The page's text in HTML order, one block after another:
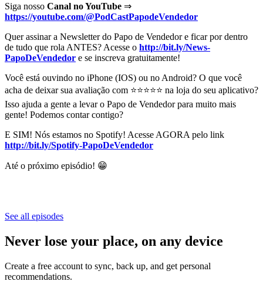
Siga nosso Canal no YouTube ⇒
https://youtube.com/@PodCastPapodeVendedor
Quer assinar a Newsletter do Papo de Vendedor e ficar por dentro
de tudo que rola ANTES? Acesse o http://bit.ly/News-
PapoDeVendedor e se inscreva gratuitamente!
Você está ouvindo no iPhone (IOS) ou no Android? O que você
acha de deixar sua avaliação com ⭐⭐⭐⭐⭐ na loja do seu aplicativo?
Isso ajuda a gente a levar o Papo de Vendedor para muito mais
gente! Podemos contar contigo?
E SIM! Nós estamos no Spotify! Acesse AGORA pelo link
http://bit.ly/Spotify-PapoDeVendedor
Até o próximo episódio! 😁
See all episodes
Never lose your place, on any device
Create a free account to sync, back up, and get personal
recommendations.